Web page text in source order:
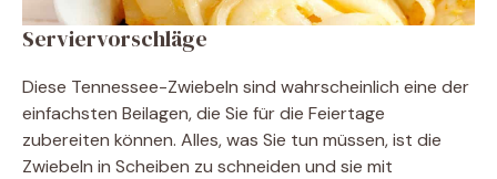
Serviervorschläge
Diese Tennessee-Zwiebeln sind wahrscheinlich eine der
einfachsten Beilagen, die Sie für die Feiertage
zubereiten können. Alles, was Sie tun müssen, ist die
Zwiebeln in Scheiben zu schneiden und sie mit